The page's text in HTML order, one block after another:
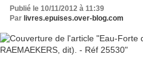
Publié le 10/11/2012 à 11:39
Par livres.epuises.over-blog.com